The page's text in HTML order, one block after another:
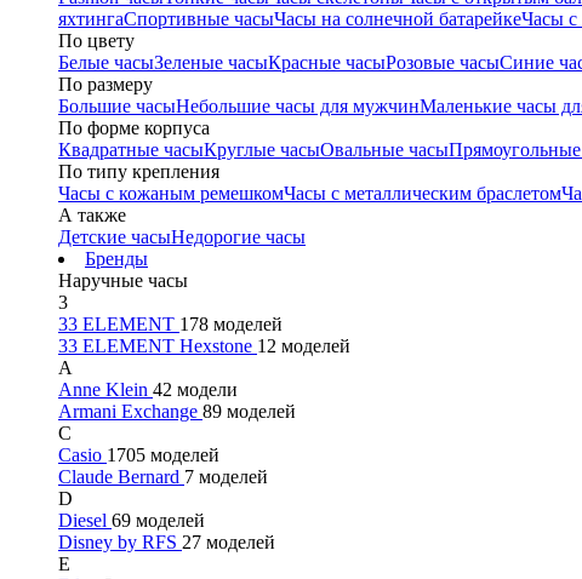
яхтингаСпортивные часыЧасы на солнечной батарейкеЧасы с
По цвету
Белые часыЗеленые часыКрасные часыРозовые часыСиние
По размеру
Большие часыНебольшие часы для мужчинМаленькие часы
По форме корпуса
Квадратные часыКруглые часыОвальные часы
По типу крепления
Часы с кожаным ремешкомЧасы с металлическим браслетом
А также
Детские часыНедорогие часы
Бренды
Наручные часы
3
33 ELEMENT 178 моделей
33 ELEMENT Hexstone 12 моделей
A
Anne Klein 42 модели
Armani Exchange 89 моделей
C
Casio 1705 моделей
Claude Bernard 7 моделей
D
Diesel 69 моделей
Disney by RFS 27 моделей
E